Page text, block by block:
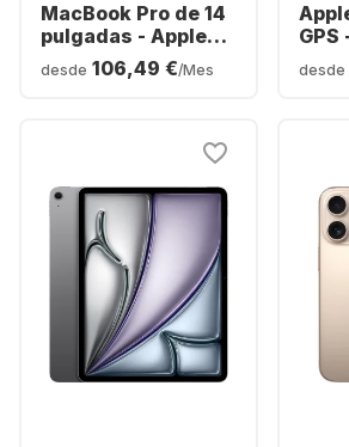
MacBook Pro de 14
pulgadas - Apple
M5 Pro - 24 GB -
SSD de 1 TB - Apple
desde 106,49 €/Mes
de
Trail
desde